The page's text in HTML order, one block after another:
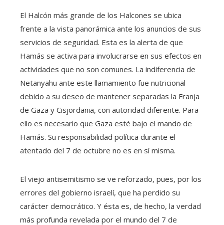
El Halcón más grande de los Halcones se ubica
frente a la vista panorámica ante los anuncios de sus
servicios de seguridad. Esta es la alerta de que
Hamás se activa para involucrarse en sus efectos en
actividades que no son comunes. La indiferencia de
Netanyahu ante este llamamiento fue nutricional
debido a su deseo de mantener separadas la Franja
de Gaza y Cisjordania, con autoridad diferente. Para
ello es necesario que Gaza esté bajo el mando de
Hamás. Su responsabilidad política durante el
atentado del 7 de octubre no es en sí misma.
El viejo antisemitismo se ve reforzado, pues, por los
errores del gobierno israelí, que ha perdido su
carácter democrático. Y ésta es, de hecho, la verdad
más profunda revelada por el mundo del 7 de